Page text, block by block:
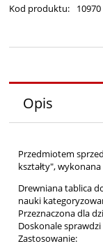
Kod produktu:
10970
Opis
Przedmiotem
kształty", wykonana
Drewniana tablica
nauki
Przeznaczona dla
Doskonale
Zastosowanie: